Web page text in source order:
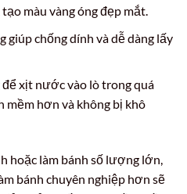
màu vàng óng đẹp mắt.
chống dính và dễ dàng lấy
xịt nước vào lò trong quá
mềm hơn và không bị khô
hoặc làm bánh số lượng lớn,
bánh chuyên nghiệp hơn sẽ